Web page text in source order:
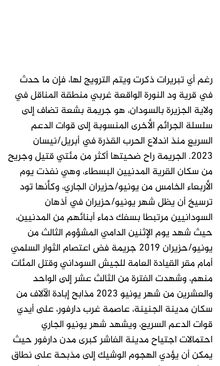
رغم أي تبريرات ذكرت ويتم الترويج لها، فإن ما حدث
في قرية ود النورة الواقعة غربي منطقة المناقل في
ولاية الجزيرة بالسودان، هو جريمة بشعة تضاف إلى
سلسلة الجرائم الأخرى المنسوبة إلى قوات الدعم
السريع منذ اندلاع الحرب القذرة في أبريل/نيسان
2023. الجريمة راح ضحيتها أكثر من مئتي قتيل وجريح
من سكان القرية المدنيين البسطاء، وهي نفذت يوم
الأربعاء الخامس من يونيو/حزيران الجاري، وكأنها تود
ترسيخ أن يظل شهر يونيو/حزيران في أذهان
السودانيين مرتبطا بسفك دماء أبنائهم من المدنيين،
حيث شهد يوم الإثنين الدامي المشؤوم الثالث من
يونيو/حزيران 2019 جريمة فض اعتصام الثوار السلمي
أمام مقر القيادة العامة للجيش السوداني وقتل المئات
منهم، وشهدت الفترة من الثالث عشر إلى الواحد
والعشرين من شهر يونيو 2023 مذابح إبادة الآلاف من
سكان مدينة الجنينة، عاصمة غرب دارفور، على أيدي
قوات الدعم السريع، ويشهد شهر يونيو الجاري
احتمالات اجتياح مدينة الفاشر كبرى مدن دارفور حيث
يمكن أن يؤدي الهجوم الوشيك إلى مذبحة على نطاق